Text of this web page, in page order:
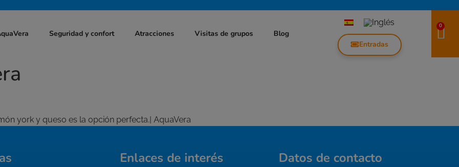
Seguridad y confort Atracciones Visitas de grupos
Blog
Entradas
0
york y queso es la opción perfecta.| AquaVera
Enlaces de interés Datos de contacto